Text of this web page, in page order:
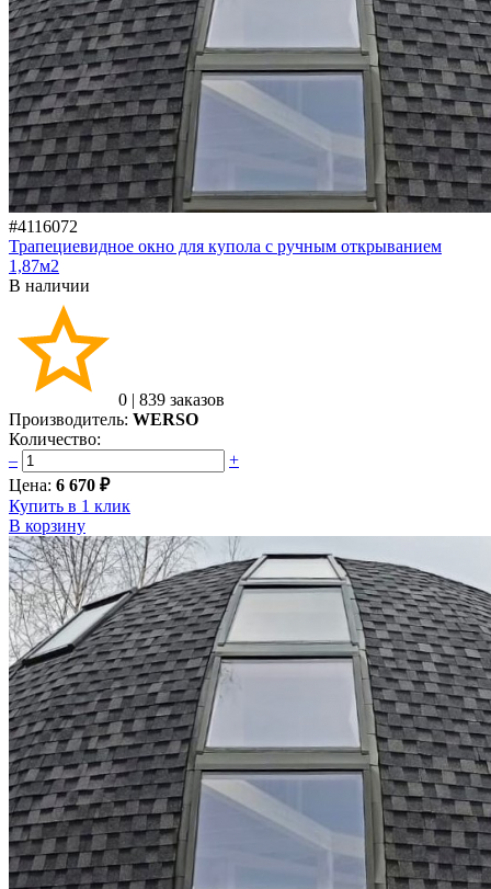
#4116072
Трапециевидное окно для купола с ручным открыванием
1,87м2
В наличии
0 | 839 заказов
Производитель: WERSO
Количество:
–
+
Цена: 6 670 ₽
Купить в 1 клик
В корзину